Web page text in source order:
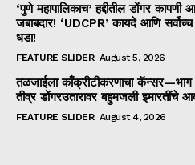
‘पुणे महापालिकाच’ हद्दीतील डोंगर कापणी
जबाबदार! ‘UDCPR’ कायदे आणि सर्वोच्च
धडा!
FEATURE SLIDER August 5, 2026
तळजाईला काँक्रीटीकरणाचा
तीव्र डोंगरउतारावर बहुमजली इमारतींचे
FEATURE SLIDER August 4, 2026